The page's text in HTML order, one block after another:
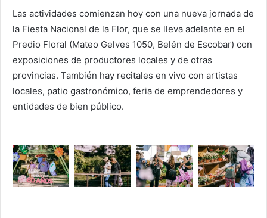
Las actividades comienzan hoy con una nueva jornada de
la Fiesta Nacional de la Flor, que se lleva adelante en el
Predio Floral (Mateo Gelves 1050, Belén de Escobar) con
exposiciones de productores locales y de otras
provincias. También hay recitales en vivo con artistas
locales, patio gastronómico, feria de emprendedores y
entidades de bien público.